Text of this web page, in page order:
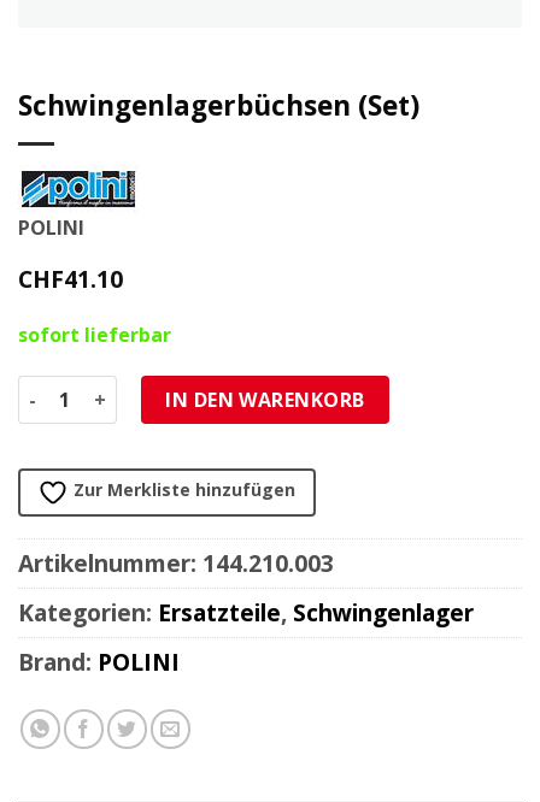
Schwingenlagerbüchsen (Set)
POLINI
CHF41.10
sofort lieferbar
Schwingenlagerbüchsen (Set) Menge
IN DEN WARENKORB
Zur Merkliste hinzufügen
Artikelnummer: 144.210.003
Kategorien: Ersatzteile, Schwingenlager
Brand: POLINI